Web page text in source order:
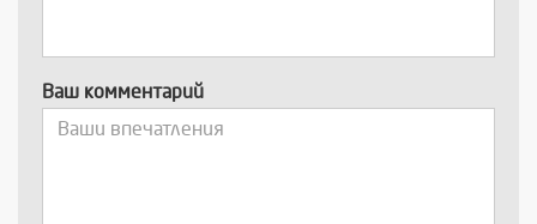
Ваш комментарий